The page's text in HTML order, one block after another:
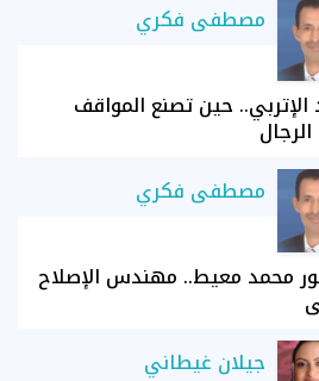
مصطفى فكري
حين تصنع المواقف
مصطفى فكري
محمد معيط.. مهندس الإصلاح
جيلان غيطاني